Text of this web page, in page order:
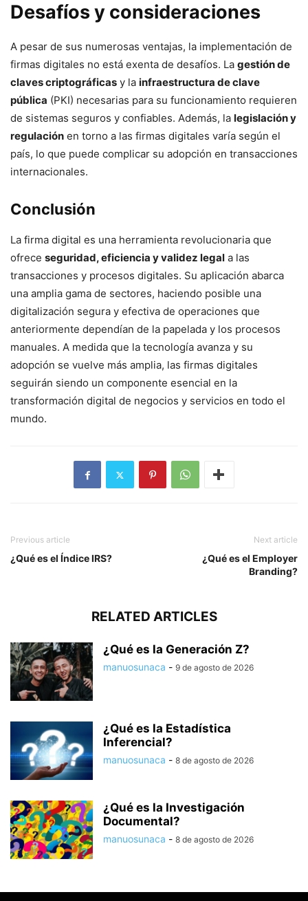
Desafíos y consideraciones
A pesar de sus numerosas ventajas, la implementación de
firmas digitales no está exenta de desafíos. La gestión de
claves criptográficas y la infraestructura de clave
pública (PKI) necesarias para su funcionamiento requieren
de sistemas seguros y confiables. Además, la legislación y
regulación en torno a las firmas digitales varía según el
país, lo que puede complicar su adopción en transacciones
internacionales.
Conclusión
La firma digital es una herramienta revolucionaria que
ofrece seguridad, eficiencia y validez legal a las
transacciones y procesos digitales. Su aplicación abarca
una amplia gama de sectores, haciendo posible una
digitalización segura y efectiva de operaciones que
anteriormente dependían de la papelada y los procesos
manuales. A medida que la tecnología avanza y su
adopción se vuelve más amplia, las firmas digitales
seguirán siendo un componente esencial en la
transformación digital de negocios y servicios en todo el
mundo.
Previous article
¿Qué es el Índice IRS?
Next article
¿Qué es el Employer
Branding?
RELATED ARTICLES
¿Qué es la Generación Z?
manuosunaca - 9 de agosto de 2026
¿Qué es la Estadística
Inferencial?
manuosunaca - 8 de agosto de 2026
¿Qué es la Investigación
Documental?
manuosunaca - 8 de agosto de 2026